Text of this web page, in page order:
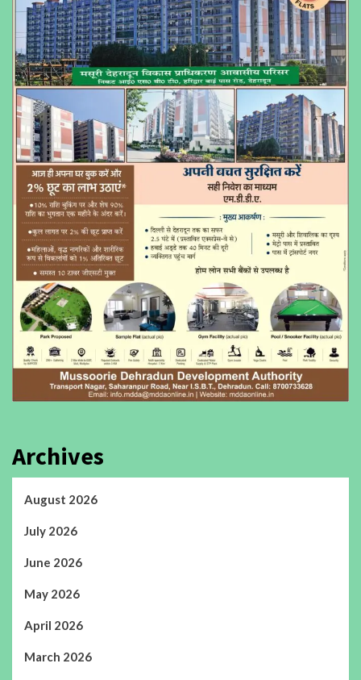
Archives
August 2026
July 2026
June 2026
May 2026
April 2026
March 2026